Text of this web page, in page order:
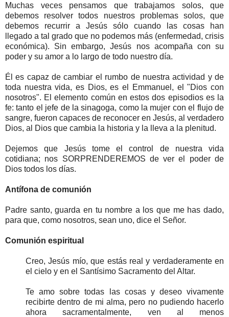
Muchas veces pensamos que trabajamos solos, que
debemos resolver todos nuestros problemas solos, que
debemos recurrir a Jesús sólo cuando las cosas han
llegado a tal grado que no podemos más (enfermedad, crisis
económica). Sin embargo, Jesús nos acompaña con su
poder y su amor a lo largo de todo nuestro día.
Él es capaz de cambiar el rumbo de nuestra actividad y de
toda nuestra vida, es Dios, es el Emmanuel, el "Dios con
nosotros". El elemento común en estos dos episodios es la
fe: tanto el jefe de la sinagoga, como la mujer con el flujo de
sangre, fueron capaces de reconocer en Jesús, al verdadero
Dios, al Dios que cambia la historia y la lleva a la plenitud.
Dejemos que Jesús tome el control de nuestra vida
cotidiana; nos SORPRENDEREMOS de ver el poder de
Dios todos los días.
Antífona de comunión
Padre santo, guarda en tu nombre a los que me has dado,
para que, como nosotros, sean uno, dice el Señor.
Comunión espiritual
Creo, Jesús mío, que estás real y verdaderamente en
el cielo y en el Santísimo Sacramento del Altar.
Te amo sobre todas las cosas y deseo vivamente
recibirte dentro de mi alma, pero no pudiendo hacerlo
ahora sacramentalmente, ven al menos